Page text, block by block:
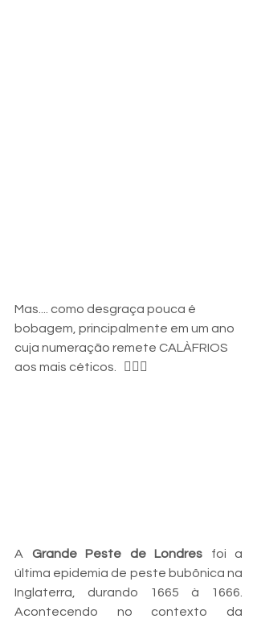
Mas.... como desgraça pouca é
bobagem, principalmente em um ano
cuja numeração remete CALÀFRIOS
aos mais céticos.   👇🏼😳
A Grande Peste de Londres foi a
última epidemia de peste bubônica na
Inglaterra, durando 1665 à 1666.
Acontecendo no contexto da